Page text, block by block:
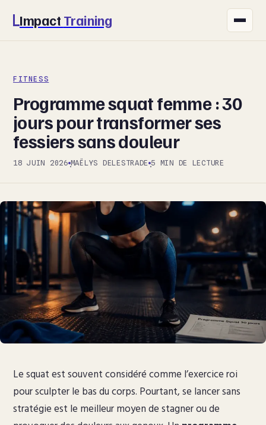
Impact Training
NUTRITION
SANTÉ
SPORT
FITNESS
Programme squat femme : 30
jours pour transformer ses
fessiers sans douleur
18 JUIN 2026·MAËLYS DELESTRADE·5 MIN DE LECTURE
Le squat est souvent considéré comme l’exercice roi
pour sculpter le bas du corps. Pourtant, se lancer sans
stratégie est le meilleur moyen de stagner ou de